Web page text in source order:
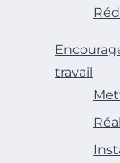
travail